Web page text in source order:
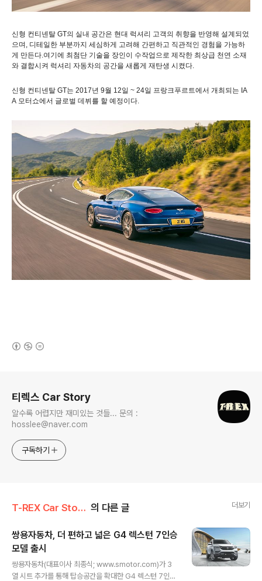
신형 컨티넨탈 GT의 실내 공간은 현대 럭셔리 고객의 취향을 반영해 설계되었
으며 , 디테일한 부분까지 세심하게 고려해 간편하고 직관적인 경험을 가능하
게 만든다.여기에 최첨단 기술을 장인이 수작업으로 제작한 최상급 천연 소재
와 결합시켜 럭셔리 자동차의 공간을 새롭게 재탄생 시켰다.
신형 컨티넨탈 GT는 2017년 9월 12일 ~ 24일 프랑크푸르트에서 개최되는 IA
A 모터쇼에서 글로벌 데뷔를 할 예정이다.
티렉스 Car Story
알수록 어렵지만 재미있는 것들... 문의 :
hosslee@naver.com
구독하기
T-REX Car Story/Car 신차 의 다른 글 더보기
쌍용자동차, 더 편하고 넓은 G4 렉스턴 7인승
모델 출시
쌍용자동차(대표이사 최종식; www.smotor.com)가 3
열 시트 추가를 통해 탑승공간을 확대한 G4 렉스턴 7인승